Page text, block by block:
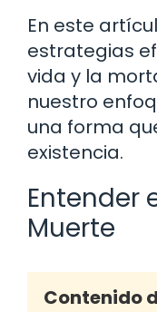
En este
estrategias
vida y la
nuestro
una forma
existencia.
Entender
Muerte
Contenido